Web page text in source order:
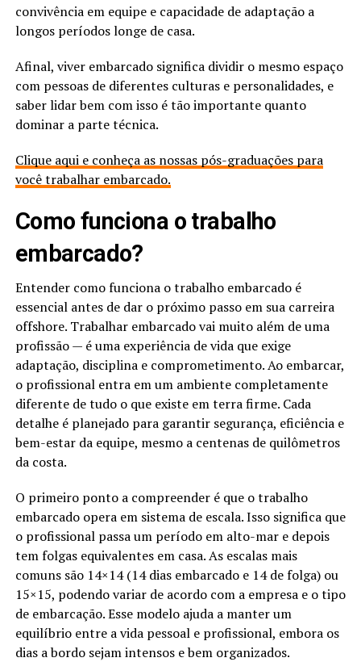
convivência em equipe e capacidade de adaptação a
longos períodos longe de casa.
Afinal, viver embarcado significa dividir o mesmo espaço
com pessoas de diferentes culturas e personalidades, e
saber lidar bem com isso é tão importante quanto
dominar a parte técnica.
Clique aqui e conheça as nossas pós-graduações para
você trabalhar embarcado.
Como funciona o trabalho
embarcado?
Entender como funciona o trabalho embarcado é
essencial antes de dar o próximo passo em sua carreira
offshore. Trabalhar embarcado vai muito além de uma
profissão — é uma experiência de vida que exige
adaptação, disciplina e comprometimento. Ao embarcar,
o profissional entra em um ambiente completamente
diferente de tudo o que existe em terra firme. Cada
detalhe é planejado para garantir segurança, eficiência e
bem-estar da equipe, mesmo a centenas de quilômetros
da costa.
O primeiro ponto a compreender é que o trabalho
embarcado opera em sistema de escala. Isso significa que
o profissional passa um período em alto-mar e depois
tem folgas equivalentes em casa. As escalas mais
comuns são 14×14 (14 dias embarcado e 14 de folga) ou
15×15, podendo variar de acordo com a empresa e o tipo
de embarcação. Esse modelo ajuda a manter um
equilíbrio entre a vida pessoal e profissional, embora os
dias a bordo sejam intensos e bem organizados.